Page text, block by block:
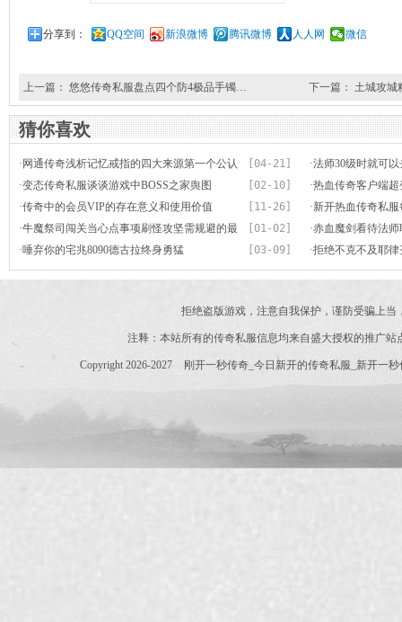
分享到： QQ空间 新浪微博 腾讯微博 人人网 微信
上一篇： 悠悠传奇私服盘点四个防4极品手镯… 下一篇： 土城攻城
猜你喜欢
[04-21]
·网通传奇浅析记忆戒指的四大来源第一个公认
最后一个冷门
·法师30级时就可
[02-10]
·变态传奇私服谈谈游戏中BOSS之家舆图 ·热血传奇客户端
们运用的就都是
[11-26]
·传奇中的会员VIP的存在意义和使用价值 ·新开热血传奇私
较手游那里
[01-02]
·牛魔祭司闯关当心点事项刷怪攻坚需规避的最
中心问题
·赤血魔剑看待法
一些心得
[03-09]
·唾弃你的宅兆8090德古拉终身勇猛 ·拒绝不克不及耶律
拒绝盗版游戏，注意自我保护，谨防受骗上
注释：本站所有的传奇私服信息均来自盛大授权的推广
Copyright 2026-2027 刚开一秒传奇_今日新开的传奇私服_新开一